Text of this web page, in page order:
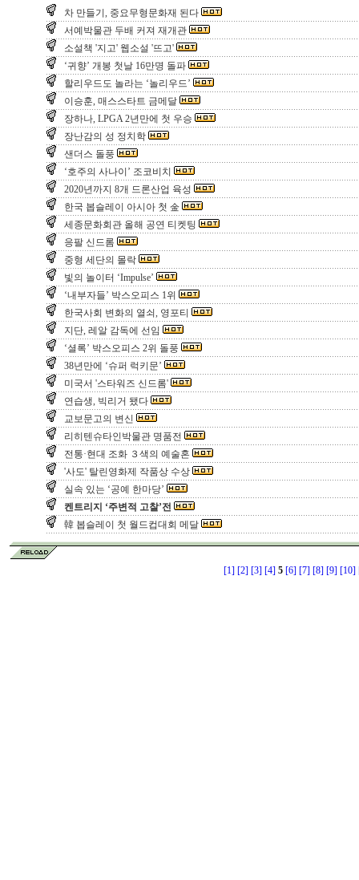
차 만들기, 중요무형문화재 된다
서예박물관 두배 커져 재개관
소설책 '지고' 웹소설 '뜨고'
‘귀향’ 개봉 첫날 16만명 돌파
할리우드도 놀라는 ‘놀리우드’
이승훈, 매스스타트 금메달
장하나, LPGA 2년만에 첫 우승
장난감의 성 정치학
샌더스 돌풍
‘호주의 사나이’ 조코비치
2020년까지 8개 드론산업 육성
한국 봅슬레이 아시아 첫 金
세종문화회관 올해 공연 티켓팅
응팔 신드롬
중형 세단의 몰락
빛의 놀이터 ‘Impulse’
‘내부자들’ 박스오피스 1위
한국사회 변화의 열쇠, 영포티
지단, 레알 감독에 선임
‘셜록’ 박스오피스 2위 돌풍
38년만에 ‘슈퍼 럭키문’
미국서 '스타워즈 신드롬'
연습생, 빅리거 됐다
교보문고의 변신
리히텐슈타인박물관 명품전
전통·현대 조화 ３색의 예술혼
'사도' 탈린영화제 작품상 수상
실속 있는 ‘공예 한마당’
켄트리지 ‘주변적 고찰’전
韓 봅슬레이 첫 월드컵대회 메달
[1] [2] [3] [4] 5 [6] [7] [8] [9] [10]